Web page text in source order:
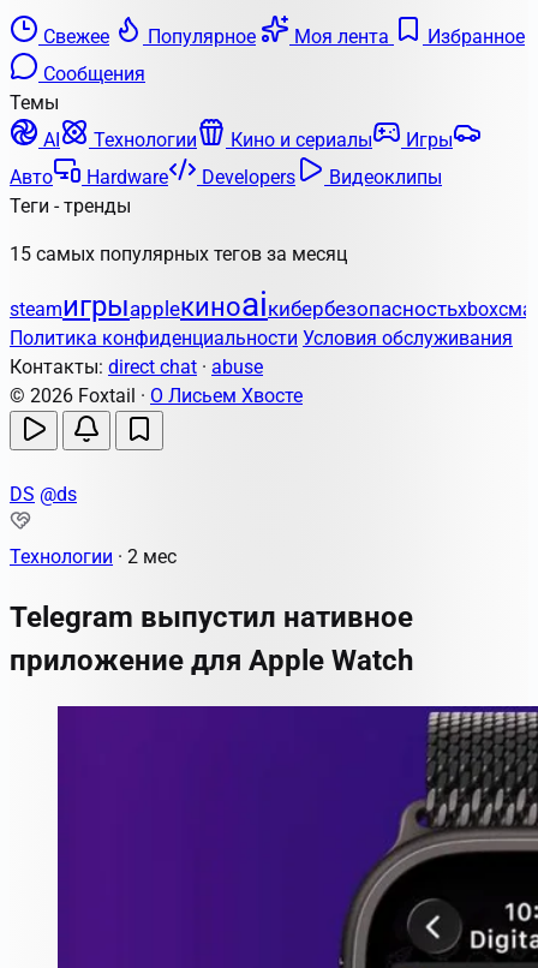
Свежее Популярное Моя лента
Избранное
Сообщения
Темы
AI
Технологии Кино и сериалы
Игры
Авто
Hardware Developers
Видеоклипы
Теги - тренды
15 самых популярных тегов за месяц
steamигрыappleкиноaiкибербезопасностьxbox
Политика конфиденциальности Условия обслуживания
Контакты: direct chat · abuse
© 2026 Foxtail · О Лисьем Хвосте
DS @ds
Технологии · 2 мес
Telegram выпустил нативное
приложение для Apple Watch